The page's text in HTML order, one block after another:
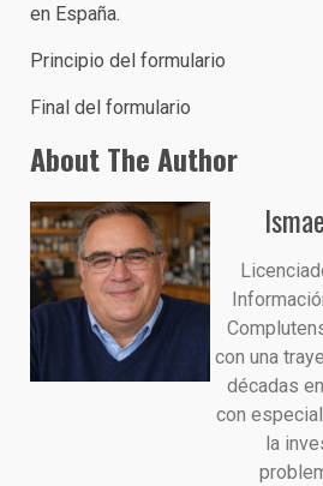
en España.
Principio del formulario
Final del formulario
About The Author
con una
décadas
con
la